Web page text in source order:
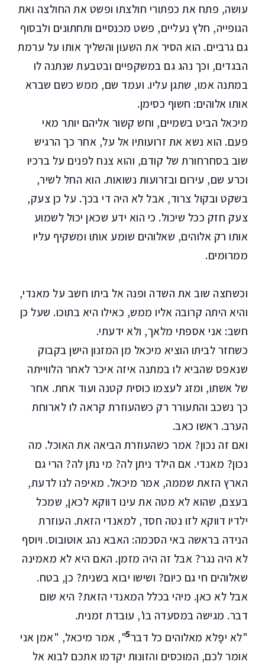
עושה, פתח את כפתורי חולצתו ופשט את החולצה ואת
הגופייה, חלץ נעליים, פשט מכנסיים ותחתונים ולבסוף
גם גרביים. הוא הסיר את השעון והשליך אותו על ערמת
הבגדים, וכך נהג גם במשקפיים ובטבעת שנתנה לו
במתנה אמו, שתגן עליו. ועמד שם, ממש כשם שברא
אותו אלוהים: חשוף כסימן.
מיכאל הביט בשמיים, וחש קשור אליהם יותר מאי
פעם. הוא נשא את זרועותיו אל על, אחר כך הרגיש
שוב בסחרחורת של קודם, והוא צנח לפנים על ברכיו
וכרע שם, עירום ובזרועות נשואות. הוא החל לשיר,
בשקט ובקול צרוד, אבל לא היה די בכך. על כן צעק,
צעק חזק ככל שיכול. כי הוא ידע שכאן יכול לשמוע
אותו רק אלוהים, שאלוהים שומע אותו ומשקיף עליו
ממרומים.
וכשחצה שוב את השדה ופנה אל ביתו חשב על מאנדי,
והיא היתה קרובה אליו ממש, כאילו היא בתוכו. שעל כן
חשב: אני אספתי מלאך, ולא ידעתי.
כשחזר לביתו הוציא מיכאל מן המזנון הישן בקבוק
שנאפס שהביא לו במתנה איזה איכר לאחר הלווייתה
של אשתו, ומזג לעצמו כוסית קטנה ועוד אחת. אחר
כך נשכב והתעורר רק כשהעוזרת קראה לו לארוחת
הערב. ראשו כאב.
ואם זה נכון? אמר כשהעוזרת הביאה את האוכל. מה
נכון? מאנדי. אם הילד ניתן לה? מי נתן לה? הרי גם
הארץ הזאת שממה, אמר מיכאל. מאיפה לנו לדעת,
בעצם, שהוא לא מטה את עינו דווקא לכאן, שמכל
ילדיו דווקא לזו נטה חסד, למאנדי הזאת. העוזרת
הנידה בראשה באי הסכמה: האבא נהג אוטובוס. ויוסף
לא היה נגר? אבל זה היה מזמן. האם היא לא מאמינה
שאלוהים חי גם כיום? ושישו יבוא בשנית? כן, בטח.
אבל לא כאן. מיהי בכלל המאנדי הזאת? היא שום
דבר. מגישה במסעדה בו', עובדת זמנית.
"לא יפָּלא מאלוהים כל דבר5", אמר מיכאל, "אמן אני
אומר לכם, המוכסים והזונות יקדמו אתכם לבוא אל